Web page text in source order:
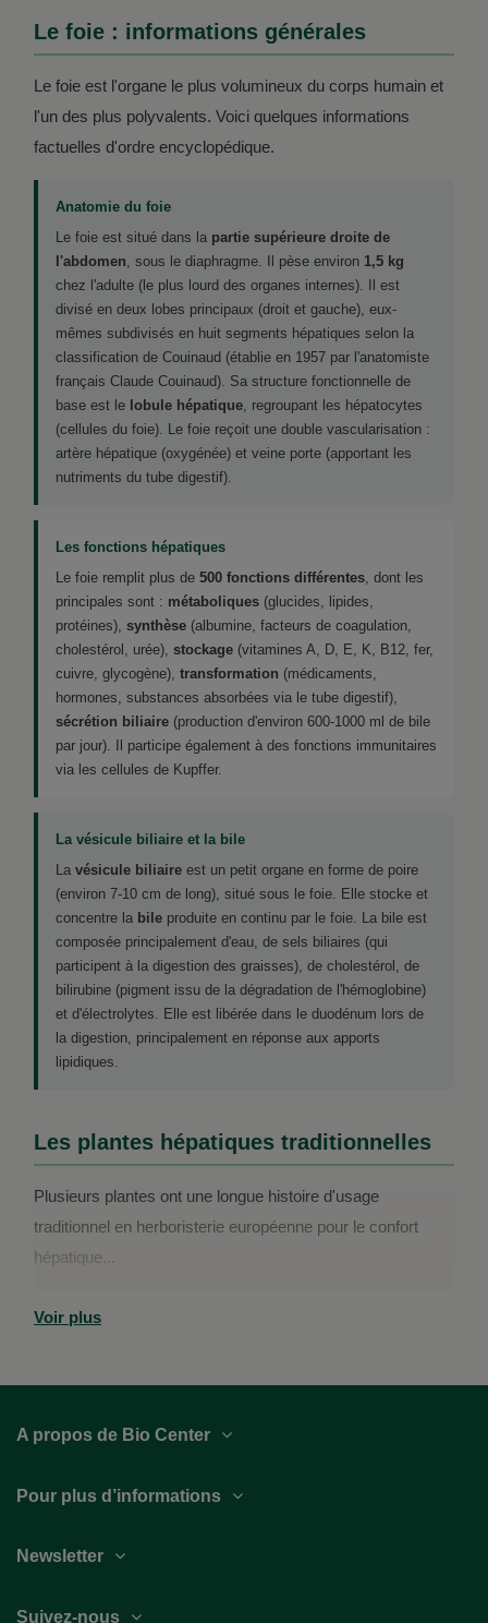
Le foie : informations générales
Le foie est l'organe le plus volumineux du corps humain et
l'un des plus polyvalents. Voici quelques informations
factuelles d'ordre encyclopédique.
Anatomie du foie
Le foie est situé dans la partie supérieure droite de
l'abdomen , sous le diaphragme. Il pèse environ 1,5 kg
chez l'adulte (le plus lourd des organes internes). Il est
divisé en deux lobes principaux (droit et gauche), eux-
mêmes subdivisés en huit segments hépatiques selon la
classification de Couinaud (établie en 1957 par l'anatomiste
français Claude Couinaud). Sa structure fonctionnelle de
base est le lobule hépatique , regroupant les hépatocytes
(cellules du foie). Le foie reçoit une double vascularisation :
artère hépatique (oxygénée) et veine porte (apportant les
nutriments du tube digestif).
Les fonctions hépatiques
Le foie remplit plus de 500 fonctions différentes , dont les
principales sont : métaboliques (glucides, lipides,
protéines), synthèse (albumine, facteurs de coagulation,
cholestérol, urée), stockage (vitamines A, D, E, K, B12, fer,
cuivre, glycogène), transformation (médicaments,
hormones, substances absorbées via le tube digestif),
sécrétion biliaire (production d'environ 600-1000 ml de bile
par jour). Il participe également à des fonctions immunitaires
via les cellules de Kupffer.
La vésicule biliaire et la bile
La vésicule biliaire est un petit organe en forme de poire
(environ 7-10 cm de long), situé sous le foie. Elle stocke et
concentre la bile produite en continu par le foie. La bile est
composée principalement d'eau, de sels biliaires (qui
participent à la digestion des graisses), de cholestérol, de
bilirubine (pigment issu de la dégradation de l'hémoglobine)
et d'électrolytes. Elle est libérée dans le duodénum lors de
la digestion, principalement en réponse aux apports
lipidiques.
Les plantes hépatiques traditionnelles
Plusieurs plantes ont une longue histoire d'usage
traditionnel en herboristerie européenne pour le confort
hépatique...
Voir plus
A propos de Bio Center
Pour plus d’informations
Suivez-nous
Newsletter